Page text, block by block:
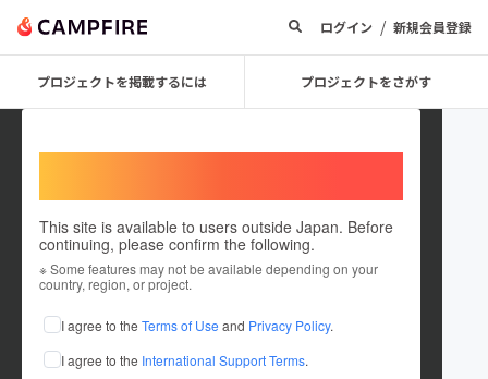
ログイン / 新規会員登録
プロジェクトを掲載するには プロジェクトをさがす
This site is available to users outside Japan. Before
continuing, please confirm the following.
※ Some features may not be available depending on your
country, region, or project.
I agree to the Terms of Use and Privacy Policy.
I agree to the International Support Terms.
bluebird_tiger
出身国：未設定